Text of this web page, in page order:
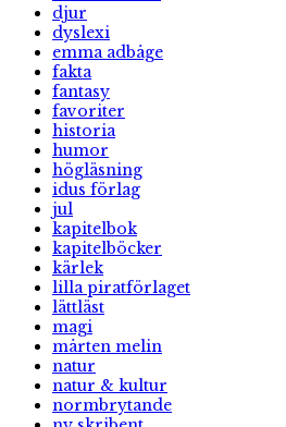
djur
dyslexi
emma adbåge
fakta
fantasy
favoriter
historia
humor
högläsning
idus förlag
jul
kapitelbok
kapitelböcker
kärlek
lilla piratförlaget
lättläst
magi
mårten melin
natur
natur & kultur
normbrytande